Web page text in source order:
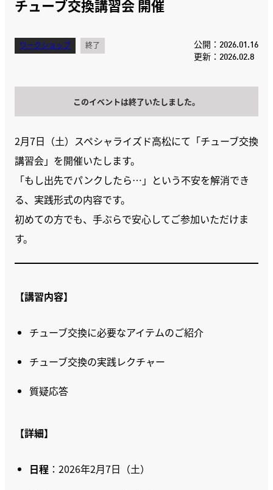
チューブ交換講習会 開催
ワークショップ 終了
公開：2026.01.16
更新：2026.02.8
このイベントは終了いたしました。
2月7日（土）スペシャライズド高松にて「チューブ交換
講習会」を開催いたします。
「もし出先でパンクしたら…」という不安を解消でき
る、実践形式の内容です。
初めての方でも、手ぶらで安心してご参加いただけま
す。
【講習内容】
チューブ交換に必要なアイテムのご紹介
チューブ交換の実践レクチャー
質疑応答
【詳細】
日程 ：2026年2月7日（土）